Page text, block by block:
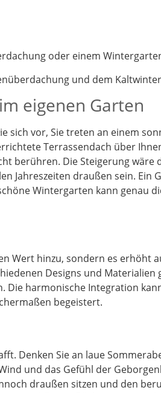
oder einem
und dem
eigenen Garten
sich vor, Sie treten an einem
Terrassendach über
berühren. Die Steigerung
Jahreszeiten draußen sein. Ein
Wintergarten kann genau
Wert hinzu, sondern es erhöht
Designs und
harmonische Integration
begeistert.
Denken Sie an laue
und das Gefühl der
draußen sitzen und den